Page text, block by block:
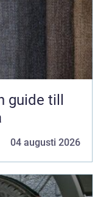
guide till
04 augusti 2026